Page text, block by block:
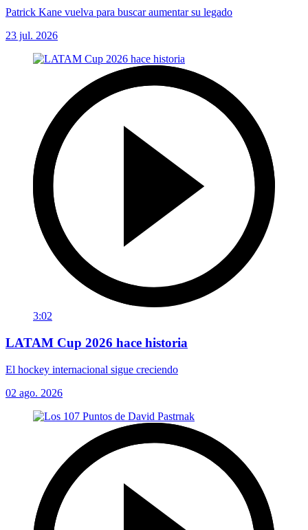
Patrick Kane vuelva para buscar aumentar su legado
23 jul. 2026
3:02
LATAM Cup 2026 hace historia
El hockey internacional sigue creciendo
02 ago. 2026